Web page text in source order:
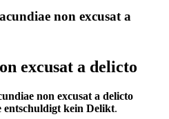
non excusat a
excusat a delicto
non excusat a delicto
entschuldigt kein Delikt.